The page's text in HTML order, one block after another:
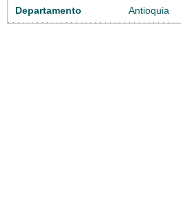
Departamento Antioquia